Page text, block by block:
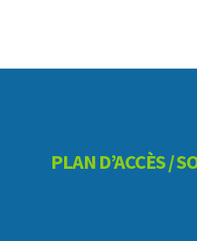
PLAN D’ACCÈS /